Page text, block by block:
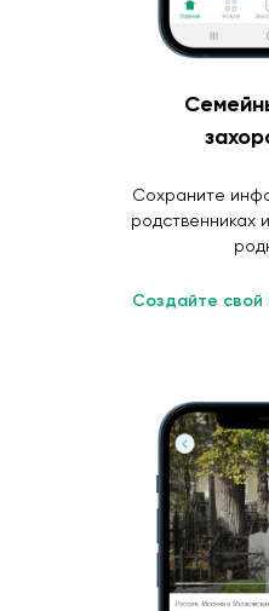
Сохраните
родственниках
Создайте свой